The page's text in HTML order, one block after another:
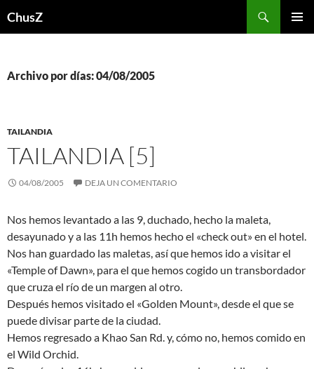
ChusZ
Archivo por días: 04/08/2005
TAILANDIA
TAILANDIA [5]
04/08/2005 DEJA UN COMENTARIO
Nos hemos levantado a las 9, duchado, hecho la maleta,
desayunado y a las 11h hemos hecho el «check out» en el hotel.
Nos han guardado las maletas, así que hemos ido a visitar el
«Temple of Dawn», para el que hemos cogido un transbordador
que cruza el río de un margen al otro.
Después hemos visitado el «Golden Mount», desde el que se
puede divisar parte de la ciudad.
Hemos regresado a Khao San Rd. y, cómo no, hemos comido en
el Wild Orchid.